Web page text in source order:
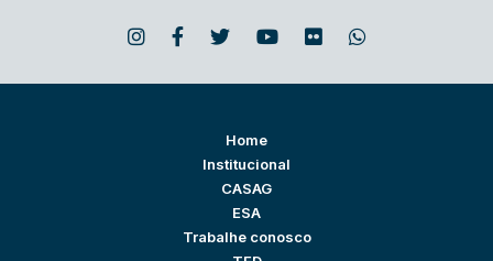
Home
Institucional
CASAG
ESA
Trabalhe conosco